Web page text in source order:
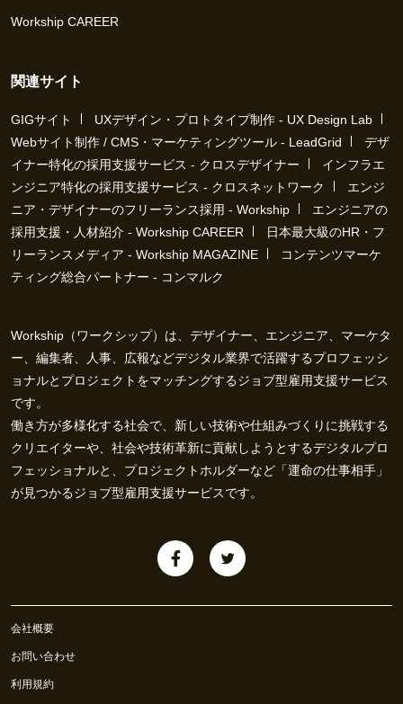
Workship CAREER
関連サイト
GIGサイト
UXデザイン・プロトタイプ制作 - UX Design Lab
Webサイト制作 / CMS・マーケティングツール - LeadGrid
デザ
イナー特化の採用支援サービス - クロスデザイナー
インフラエ
ンジニア特化の採用支援サービス - クロスネットワーク
エンジ
ニア・デザイナーのフリーランス採用 - Workship
エンジニアの
採用支援・人材紹介 - Workship CAREER
日本最大級のHR・フ
リーランスメディア - Workship MAGAZINE
コンテンツマーケ
ティング総合パートナー - コンマルク
Workship（ワークシップ）は、デザイナー、エンジニア、マーケタ
ー、編集者、人事、広報などデジタル業界で活躍するプロフェッシ
ョナルとプロジェクトをマッチングするジョブ型雇用支援サービス
です。
働き方が多様化する社会で、新しい技術や仕組みづくりに挑戦する
クリエイターや、社会や技術革新に貢献しようとするデジタルプロ
フェッショナルと、プロジェクトホルダーなど「運命の仕事相手」
が見つかるジョブ型雇用支援サービスです。
会社概要
お問い合わせ
利用規約